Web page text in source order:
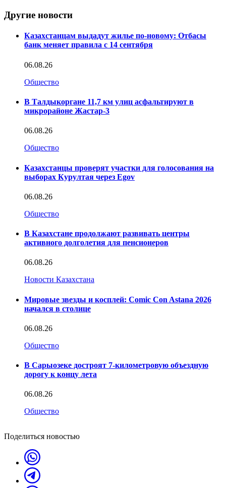
Другие новости
Казахстанцам выдадут жилье по-новому: Отбасы
банк меняет правила с 14 сентября
06.08.26
Общество
В Талдыкоргане 11,7 км улиц асфальтируют в
микрорайоне Жастар-3
06.08.26
Общество
Казахстанцы проверят участки для голосования на
выборах Курултая через Egov
06.08.26
Общество
В Казахстане продолжают развивать центры
активного долголетия для пенсионеров
06.08.26
Новости Казахстана
Мировые звезды и косплей: Comic Con Astana 2026
начался в столице
06.08.26
Общество
В Сарыозеке достроят 7-километровую объездную
дорогу к концу лета
06.08.26
Общество
Поделиться новостью